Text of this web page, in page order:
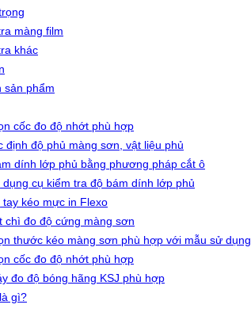
màng film
khác
sản phẩm
cốc đo độ nhớt phù hợp
định độ phủ màng sơn, vật liệu phủ
dính lớp phủ bằng phương pháp cắt ô
cụ kiểm tra độ bám dính lớp phủ
kéo mực in Flexo
chì đo độ cứng màng sơn
thước kéo màng sơn phù hợp với mẫu sử dụng
cốc đo độ nhớt phù hợp
đo độ bóng hãng KSJ phù hợp
gì?